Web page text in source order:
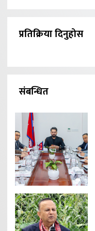
प्रतिक्रिया दिनुहोस
संबन्धित